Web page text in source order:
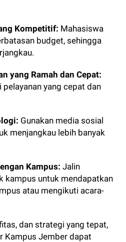
Kompetitif: Mahasiswa
budget, sehingga
yang Ramah dan Cepat:
yang cepat dan
Gunakan media sosial
menjangkau lebih banyak
Kampus: Jalin
kampus untuk mendapatkan
atau mengikuti acara-
dan strategi yang tepat,
Kampus Jember dapat